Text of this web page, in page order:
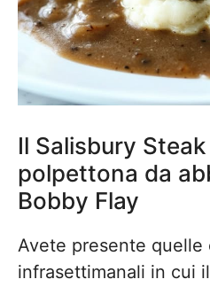
Il Salisbury
polpettona da
Bobby Flay
Avete presente quelle
infrasettimanali in cui